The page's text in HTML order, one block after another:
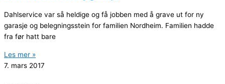
Dahlservice var så heldige og få jobben med å grave ut for ny
garasje og belegningsstein for familien Nordheim. Familien hadde
fra før hatt bare
Les mer »
7. mars 2017